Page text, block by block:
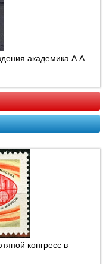
академика А.А.
конгресс в